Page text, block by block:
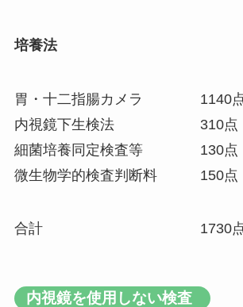
培養法
胃・十二指腸カメラ 1140点
内視鏡下生検法 310点（
細菌培養同定検査等 130点（
微生物学的検査判断料 150点（
合計 1730点（
内視鏡を使用しない検査